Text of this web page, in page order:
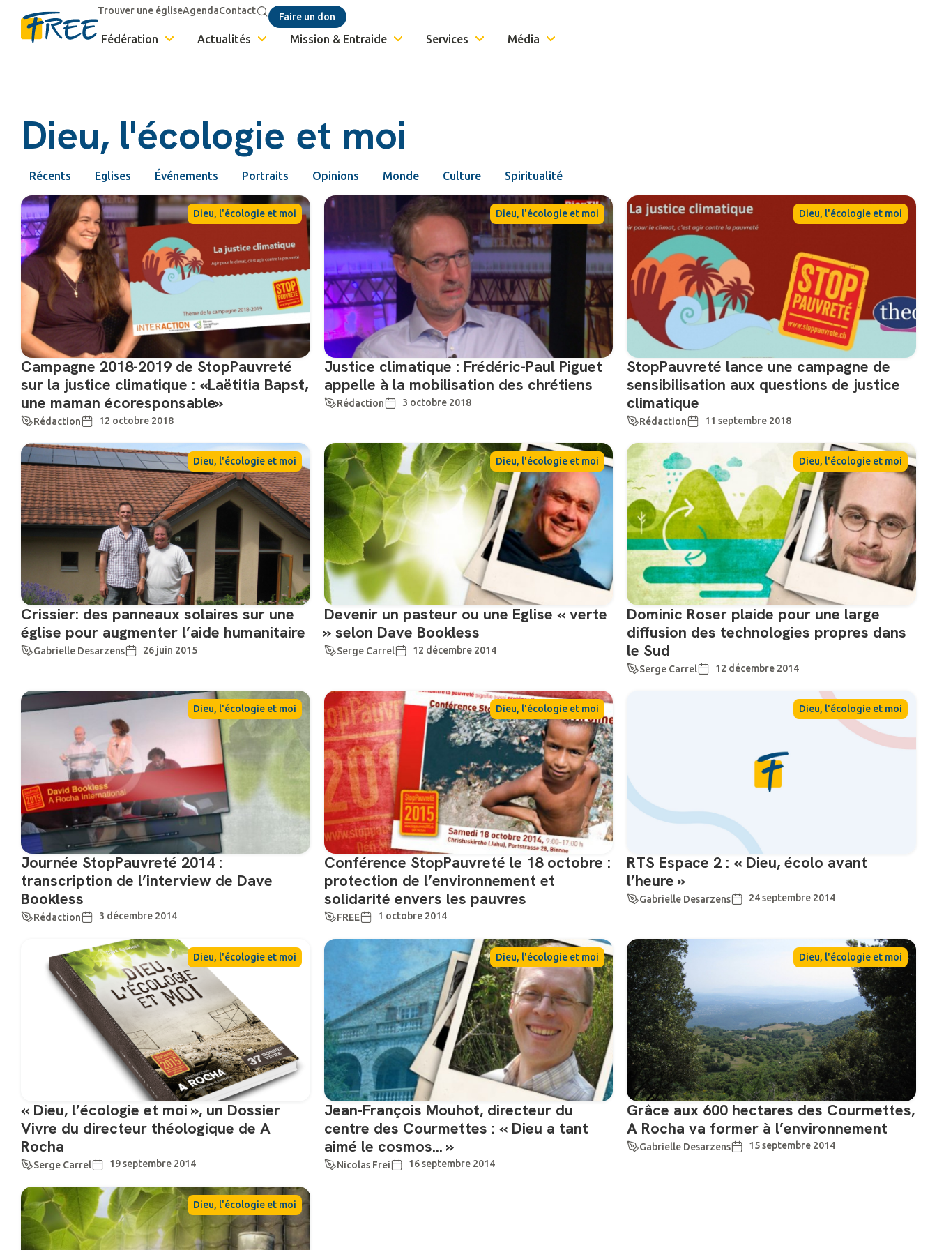
Trouver une égliseAgendaContact
Faire un don
Fédération Actualités Mission & Entraide Services Média
Dieu, l'écologie et moi
Récents Eglises Événements Portraits Opinions Monde Culture Spiritualité
Dieu, l'écologie et moi
Campagne 2018-2019 de StopPauvreté
sur la justice climatique : «Laëtitia Bapst,
une maman écoresponsable»
Rédaction 12 octobre 2018
Dieu, l'écologie et moi
Justice climatique : Frédéric-Paul Piguet
appelle à la mobilisation des chrétiens
Rédaction 3 octobre 2018
Dieu, l'écologie et moi
StopPauvreté lance une campagne de
sensibilisation aux questions de justice
climatique
Rédaction 11 septembre 2018
Dieu, l'écologie et moi
Crissier: des panneaux solaires sur une
église pour augmenter l’aide humanitaire
Gabrielle Desarzens 26 juin 2015
Dieu, l'écologie et moi
Devenir un pasteur ou une Eglise « verte
» selon Dave Bookless
Serge Carrel 12 décembre 2014
Dieu, l'écologie et moi
Dominic Roser plaide pour une large
diffusion des technologies propres dans
le Sud
Serge Carrel 12 décembre 2014
Dieu, l'écologie et moi
Journée StopPauvreté 2014 :
transcription de l’interview de Dave
Bookless
Rédaction 3 décembre 2014
Dieu, l'écologie et moi
Conférence StopPauvreté le 18 octobre :
protection de l’environnement et
solidarité envers les pauvres
FREE 1 octobre 2014
Dieu, l'écologie et moi
RTS Espace 2 : « Dieu, écolo avant
l’heure »
Gabrielle Desarzens 24 septembre 2014
Dieu, l'écologie et moi
« Dieu, l’écologie et moi », un Dossier
Vivre du directeur théologique de A
Rocha
Serge Carrel 19 septembre 2014
Dieu, l'écologie et moi
Jean-François Mouhot, directeur du
centre des Courmettes : « Dieu a tant
aimé le cosmos… »
Nicolas Frei 16 septembre 2014
Dieu, l'écologie et moi
Grâce aux 600 hectares des Courmettes,
A Rocha va former à l’environnement
Gabrielle Desarzens 15 septembre 2014
Dieu, l'écologie et moi